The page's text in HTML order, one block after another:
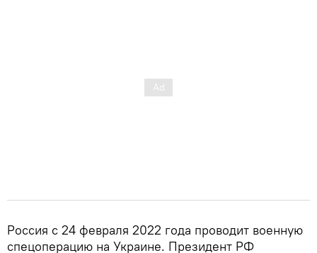
Россия с 24 февраля 2022 года проводит военную
спецоперацию на Украине. Президент РФ